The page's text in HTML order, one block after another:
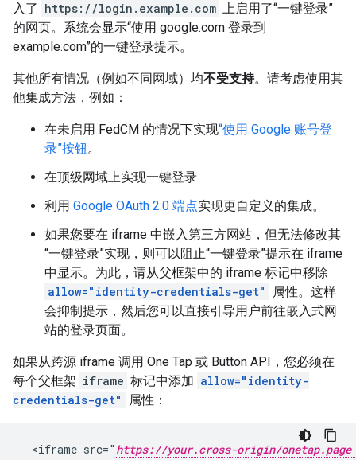
入了 https://login.example.com 上启用了“一键登录”
的网页。系统会显示“使用 google.com 登录到
example.com”的一键登录提示。
其他所有情况（例如不同网域）均不受支持。请考虑使用其
他集成方法，例如：
在未启用 FedCM 的情况下实现“使用 Google 账号登
录”按钮。
在顶级网域上实现一键登录
利用 Google OAuth 2.0 端点实现更自定义的集成。
如果您要在 iframe 中嵌入第三方网站，但无法修改其
“一键登录”实现，则可以阻止“一键登录”提示在 iframe
中显示。为此，请从父框架中的 iframe 标记中移除
allow="identity-credentials-get"
属性。这样
会抑制提示，然后您可以直接引导用户前往嵌入式网
站的登录页面。
如果从跨源 iframe 调用 One Tap 或 Button API，您必须在
每个父框架 iframe 标记中添加 allow="identity-
credentials-get"
属性：
  <iframe src="
https://your.cross-origin/onetap.page